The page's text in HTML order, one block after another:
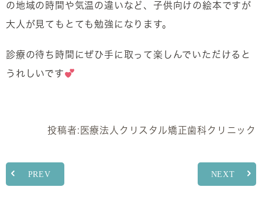
の地域の時間や気温の違いなど、子供向けの絵本ですが
大人が見てもとても勉強になります。
診療の待ち時間にぜひ手に取って楽しんでいただけると
うれしいです
投稿者: 医療法人クリスタル矯正歯科クリニック
PREV NEXT